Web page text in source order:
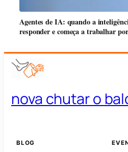
Agentes de IA: quando a
responder e começa a trabalhar
nova chutar o
BLOG